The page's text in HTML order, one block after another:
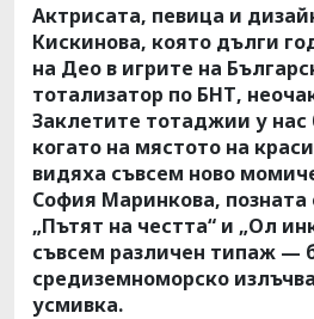
Актрисата, певица и
Кискинова, която дълги
на Део в игрите на
тотализатор по БНТ,
Заклетите тотаджии у нас
когато на мястото на
видяха съвсем ново
София Маринкова, позната
„Пътят на честта“ и „Ол
съвсем различен типаж —
средиземноморско
усмивка.